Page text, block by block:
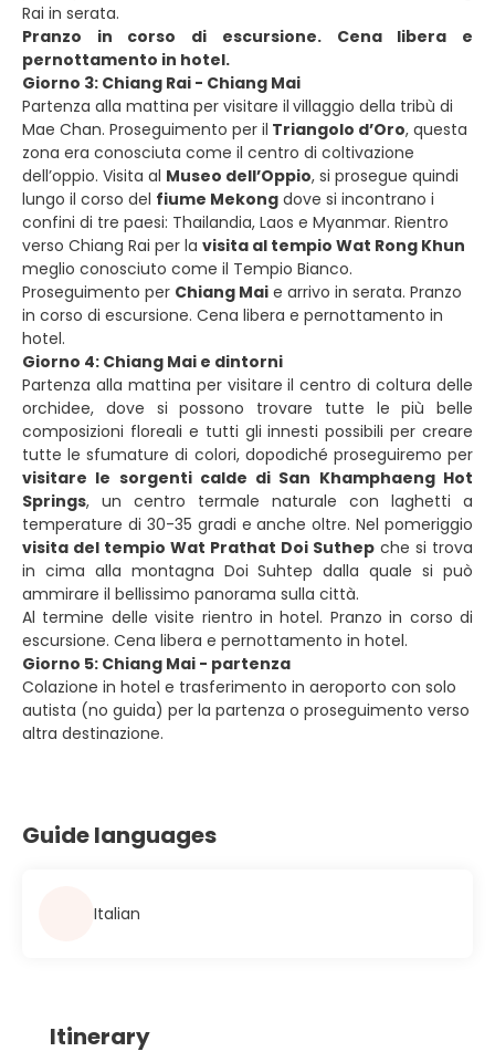
Rai in serata.
Pranzo in corso di escursione. Cena libera e
pernottamento in hotel.
Giorno 3: Chiang Rai - Chiang Mai
Partenza alla mattina per visitare il villaggio della tribù di
Mae Chan. Proseguimento per il Triangolo d’Oro, questa
zona era conosciuta come il centro di coltivazione
dell’oppio. Visita al Museo dell’Oppio, si prosegue quindi
lungo il corso del fiume Mekong dove si incontrano i
confini di tre paesi: Thailandia, Laos e Myanmar. Rientro
verso Chiang Rai per la visita al tempio Wat Rong Khun
meglio conosciuto come il Tempio Bianco.
Proseguimento per Chiang Mai e arrivo in serata. Pranzo
in corso di escursione. Cena libera e pernottamento in
hotel.
Giorno 4: Chiang Mai e dintorni
Partenza alla mattina per visitare il centro di coltura delle
orchidee, dove si possono trovare tutte le più belle
composizioni floreali e tutti gli innesti possibili per creare
tutte le sfumature di colori, dopodiché proseguiremo per
visitare le sorgenti calde di San Khamphaeng Hot
Springs, un centro termale naturale con laghetti a
temperature di 30-35 gradi e anche oltre. Nel pomeriggio
visita del tempio Wat Prathat Doi Suthep che si trova
in cima alla montagna Doi Suhtep dalla quale si può
ammirare il bellissimo panorama sulla città.
Al termine delle visite rientro in hotel. Pranzo in corso di
escursione. Cena libera e pernottamento in hotel.
Giorno 5: Chiang Mai - partenza
Colazione in hotel e trasferimento in aeroporto con solo
autista (no guida) per la partenza o proseguimento verso
altra destinazione.
Guide languages
Italian
Itinerary